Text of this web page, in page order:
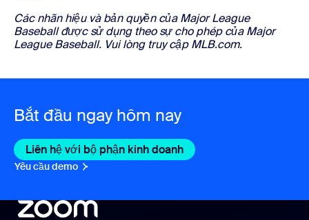
Các nhãn hiệu và bản quyền của Major League
Baseball được sử dụng theo sự cho phép của Major
League Baseball. Vui lòng truy cập MLB.com.
Bắt đầu ngay hôm nay
Liên hệ với bộ phận kinh doanh Liên hệ với bộ phận
Yêu cầu demo Yêu cầu demo